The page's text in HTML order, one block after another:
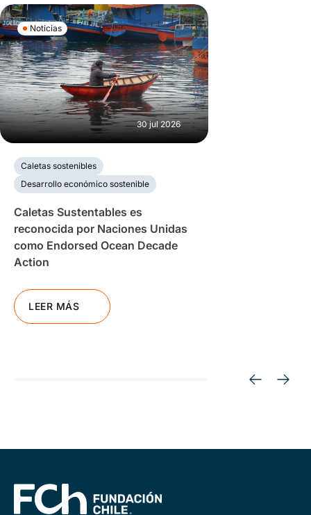
Noticias
30 jul 2026
Caletas sostenibles
Desarrollo económico sostenible
Caletas Sustentables es
reconocida por Naciones Unidas
como Endorsed Ocean Decade
Action
LEER MÁS